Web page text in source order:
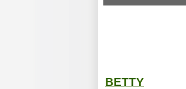
BETTY